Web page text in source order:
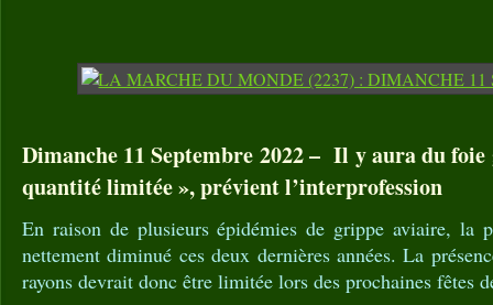
Dimanche 11 Septembre 2022 – Il y aura du foie
quantité limitée », prévient l’interprofession
En raison de plusieurs épidémies de grippe aviaire, la
nettement diminué ces deux dernières années. La
rayons devrait donc être limitée lors des prochaines fêtes